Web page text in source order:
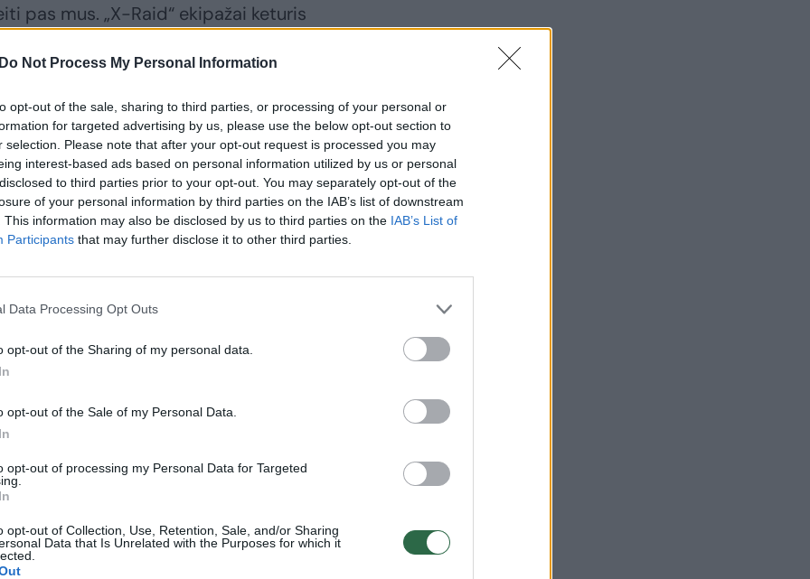
Do Not Process My Personal Information
opt-out of the sale, sharing to third parties, or processing of your personal or
for targeted advertising by us, please use the below opt-out section to
selection. Please note that after your opt-out request is processed you may
interest-based ads based on personal information utilized by us or personal
to third parties prior to your opt-out. You may separately opt-out of the
of your personal information by third parties on the IAB’s list of downstream
This information may also be disclosed by us to third parties on the IAB’s List of
Participants that may further disclose it to other third parties.
Data Processing Opt Outs
opt-out of the Sharing of my personal data.
opt-out of the Sale of my Personal Data.
opt-out of processing my Personal Data for Targeted
opt-out of Collection, Use, Retention, Sale, and/or Sharing
Data that Is Unrelated with the Purposes for which it
pas mus. „X-Raid“ ekipažai keturis
metu dar tik keliame sparnus. Tačiau
komandos vizija“, – kalba
startuos
iš